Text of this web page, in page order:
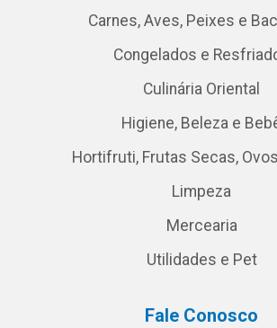
Carnes, Aves, Peixes e
Congelados e
Culinária Oriental
Higiene, Beleza e
Hortifruti, Frutas Secas,
Limpeza
Mercearia
Utilidades e Pet
Fale Conosco